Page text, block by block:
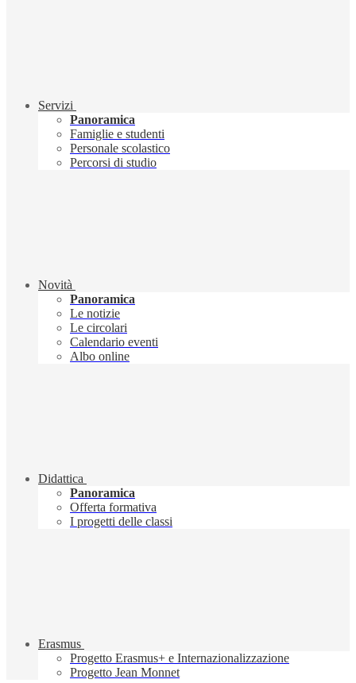
Servizi
Panoramica
Famiglie e studenti
Personale scolastico
Percorsi di studio
Novità
Panoramica
Le notizie
Le circolari
Calendario eventi
Albo online
Didattica
Panoramica
Offerta formativa
I progetti delle classi
Erasmus
Progetto Erasmus+ e Internazionalizzazione
Progetto Jean Monnet